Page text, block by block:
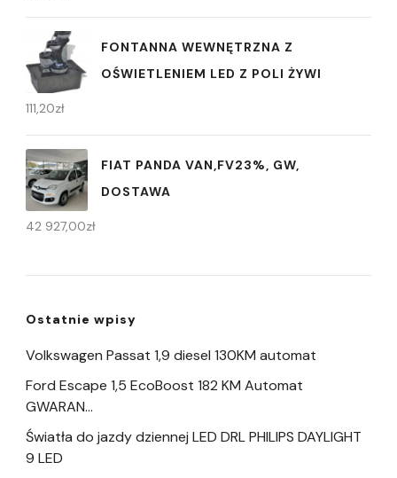
FONTANNA WEWNĘTRZNA Z
OŚWIETLENIEM LED Z POLI ŻYWI
111,20zł
FIAT PANDA VAN,FV23%, GW,
DOSTAWA
42 927,00zł
Ostatnie wpisy
Volkswagen Passat 1,9 diesel 130KM automat
Ford Escape 1,5 EcoBoost 182 KM Automat
GWARAN…
Światła do jazdy dziennej LED DRL PHILIPS DAYLIGHT
9 LED